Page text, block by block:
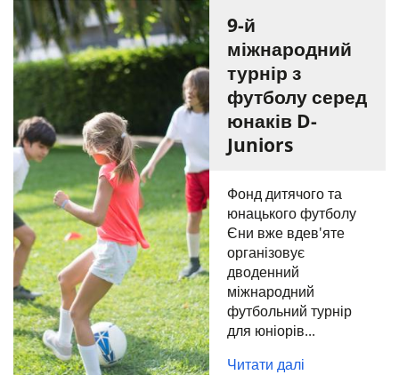
9-й
міжнародний
турнір з
футболу серед
юнаків D-
Juniors
Фонд дитячого та
юнацького футболу
Єни вже вдев'яте
організовує
дводенний
міжнародний
футбольний турнір
для юніорів...
Читати далі